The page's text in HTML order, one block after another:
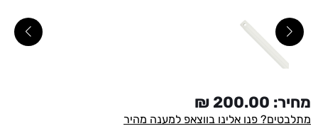
מחיר: 200.00
₪
מתלבטים? פנו אלינו בווצאפ למענה מהיר